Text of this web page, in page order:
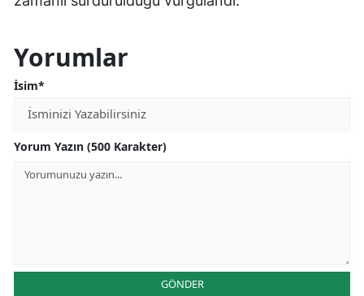
Yorumlar
İsim*
Yorum Yazın (500 Karakter)
GÖNDER